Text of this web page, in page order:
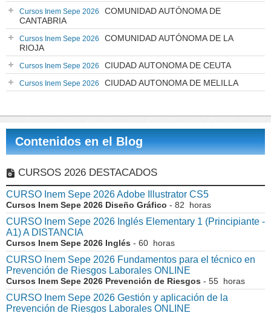
Cursos Inem Sepe 2026
COMUNIDAD AUTÓNOMA DE
CANTABRIA
Cursos Inem Sepe 2026
COMUNIDAD AUTÓNOMA DE LA
RIOJA
Cursos Inem Sepe 2026 CIUDAD AUTONOMA DE CEUTA
Cursos Inem Sepe 2026 CIUDAD AUTONOMA DE MELILLA
Contenidos en el Blog
CURSOS 2026 DESTACADOS
CURSO Inem Sepe 2026 Adobe Illustrator CS5
Cursos Inem Sepe 2026 Diseño Gráfico - 82 horas
CURSO Inem Sepe 2026 Inglés Elementary 1 (Principiante -
A1) A DISTANCIA
Cursos Inem Sepe 2026 Inglés - 60 horas
CURSO Inem Sepe 2026 Fundamentos para el técnico en
Prevención de Riesgos Laborales ONLINE
Cursos Inem Sepe 2026 Prevención de Riesgos - 55 horas
CURSO Inem Sepe 2026 Gestión y aplicación de la
Prevención de Riesgos Laborales ONLINE